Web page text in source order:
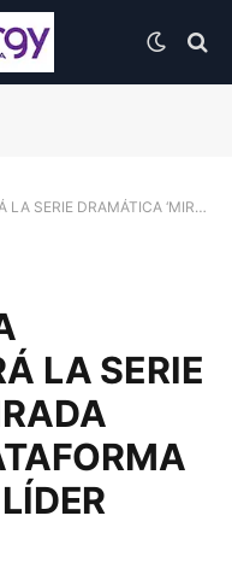
OCULTA’ EN PLATAFORMA DE STREAMING LÍDER
LA SERIE